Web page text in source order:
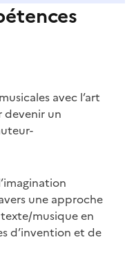
avec l’art
devenir un
une approche
musique en
d’invention et de